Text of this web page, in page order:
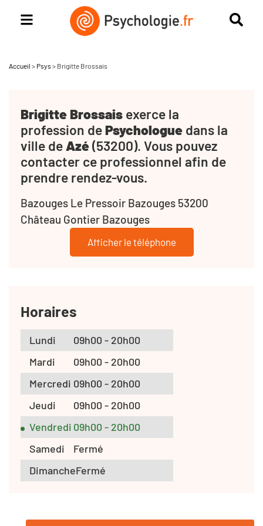
Accueil > Psys > Brigitte Brossais
Brigitte Brossais exerce la
profession dePsychologue dans la
ville deAzé(53200). Vous pouvez
contacter ce professionnel afin de
prendre rendez-vous.
Bazouges Le Pressoir Bazouges 53200
Château Gontier Bazouges
Afficher le téléphone
Horaires
Lundi
09h00 - 20h00
Mardi
09h00 - 20h00
Mercredi 09h00 - 20h00
Jeudi
09h00 - 20h00
Vendredi 09h00 - 20h00
Samedi
Fermé
DimancheFermé